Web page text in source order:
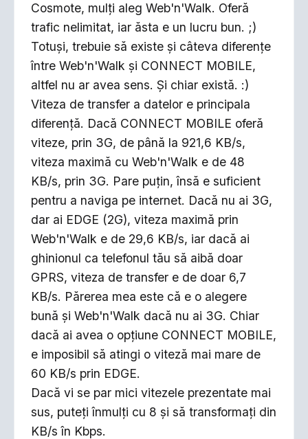
Cosmote, mulţi aleg Web'n'Walk. Oferă
trafic nelimitat, iar ăsta e un lucru bun. ;)
Totuşi, trebuie să existe şi câteva diferenţe
între Web'n'Walk şi CONNECT MOBILE,
altfel nu ar avea sens. Şi chiar există. :)
Viteza de transfer a datelor e principala
diferenţă. Dacă CONNECT MOBILE oferă
viteze, prin 3G, de până la 921,6 KB/s,
viteza maximă cu Web'n'Walk e de 48
KB/s, prin 3G. Pare puţin, însă e suficient
pentru a naviga pe internet. Dacă nu ai 3G,
dar ai EDGE (2G), viteza maximă prin
Web'n'Walk e de 29,6 KB/s, iar dacă ai
ghinionul ca telefonul tău să aibă doar
GPRS, viteza de transfer e de doar 6,7
KB/s. Părerea mea este că e o alegere
bună şi Web'n'Walk dacă nu ai 3G. Chiar
dacă ai avea o opţiune CONNECT MOBILE,
e imposibil să atingi o viteză mai mare de
60 KB/s prin EDGE.
Dacă vi se par mici vitezele prezentate mai
sus, puteţi înmulţi cu 8 şi să transformaţi din
KB/s în Kbps.